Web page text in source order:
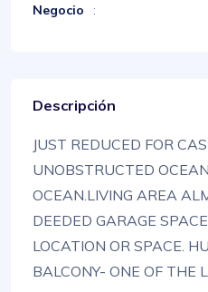
Negocio :
Descripción
JUST REDUCED FOR
UNOBSTRUCTED
OCEAN.LIVING AREA
DEEDED GARAGE
LOCATION OR SPACE.
BALCONY- ONE OF THE